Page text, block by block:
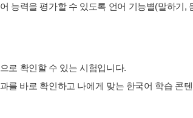
능력을 평가할 수 있도록 언어 기능별(말하기,
로 확인할 수 있는 시험입니다.
를 바로 확인하고 나에게 맞는 한국어 학습 콘